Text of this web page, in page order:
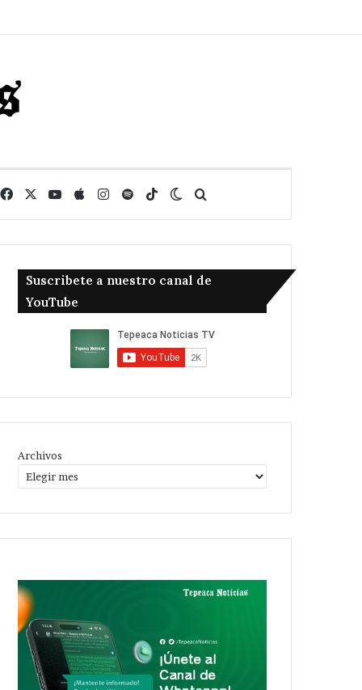
FacebookYouTube
AppleInstagram
SpotifyTikTokSwitch skin
Suscribete a nuestro canal de
YouTube
Archivos